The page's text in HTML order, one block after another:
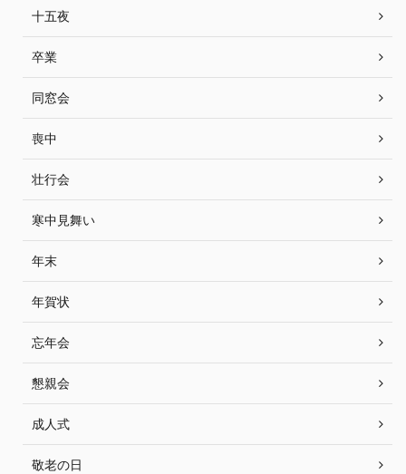
十五夜
卒業
同窓会
喪中
壮行会
寒中見舞い
年末
年賀状
忘年会
懇親会
成人式
敬老の日